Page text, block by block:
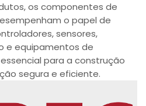
os componentes de
o papel de
sensores,
e equipamentos de
para a construção
segura e eficiente.